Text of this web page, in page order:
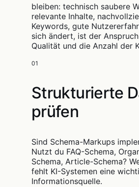
bleiben: technisch saubere
relevante Inhalte,
Keywords, gute
sich ändert, ist der
Qualität und die Anzahl der
01
Strukturierte
prüfen
Sind Schema-Markups
Nutzt du FAQ-Schema,
Schema, Article-Schema?
fehlt KI-Systemen eine
Informationsquelle.